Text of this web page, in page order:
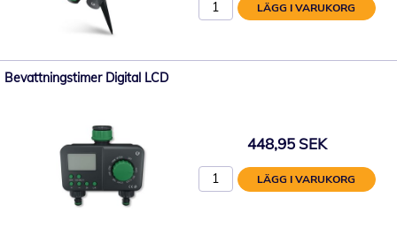
LÄGG I VARUKORG
Bevattningstimer Digital LCD
448,95 SEK
LÄGG I VARUKORG